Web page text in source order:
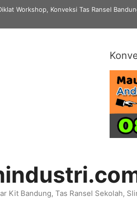
Workshop, Konveksi Tas Ransel
Kit Bandung, Tas Ransel Sekolah,